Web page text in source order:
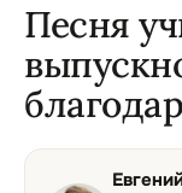
Песня